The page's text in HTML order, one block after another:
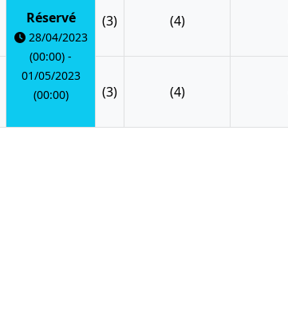
Réservé
28/04/2023
(00:00) -
01/05/2023
(00:00)
(3) (4)
(3) (4)